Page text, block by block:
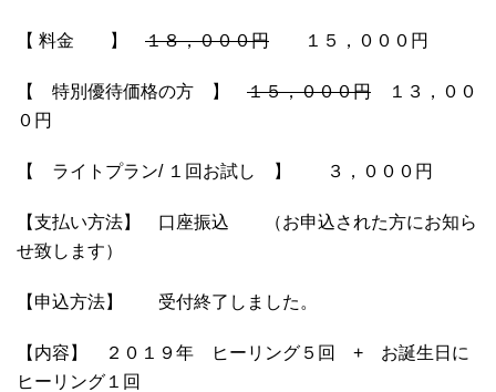
【 料金 】 １８，０００円 １５，０００円
【 特別優待価格の方 】 １５，０００円 １３，００
０円
【 ライトプラン/ １回お試し 】 ３，０００円
【支払い方法】 口座振込 （お申込された方にお知ら
せ致します）
【申込方法】 受付終了しました。
【内容】 ２０１９年 ヒーリング５回 + お誕生日に
ヒーリング１回